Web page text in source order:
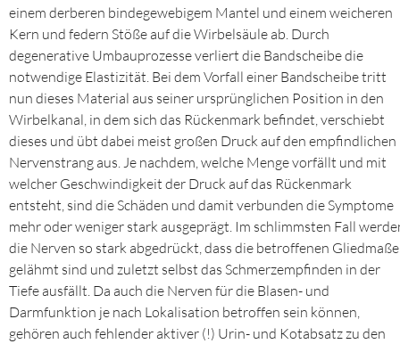
einem derberen bindegewebigem Mantel und einem weicheren
Kern und federn Stöße auf die Wirbelsäule ab. Durch
degenerative Umbauprozesse verliert die Bandscheibe die
notwendige Elastizität. Bei dem Vorfall einer Bandscheibe tritt
nun dieses Material aus seiner ursprünglichen Position in den
Wirbelkanal, in dem sich das Rückenmark befindet, verschiebt
dieses und übt dabei meist großen Druck auf den empfindlichen
Nervenstrang aus. Je nachdem, welche Menge vorfällt und mit
welcher Geschwindigkeit der Druck auf das Rückenmark
entsteht, sind die Schäden und damit verbunden die Symptome
mehr oder weniger stark ausgeprägt. Im schlimmsten Fall
die Nerven so stark abgedrückt, dass die betroffenen
gelähmt sind und zuletzt selbst das Schmerzempfinden in der
Tiefe ausfällt. Da auch die Nerven für die Blasen- und
Darmfunktion je nach Lokalisation betroffen sein können,
gehören auch fehlender aktiver (!) Urin- und Kotabsatz zu den